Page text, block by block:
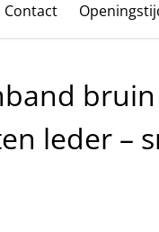
Contact
bruin
leder –